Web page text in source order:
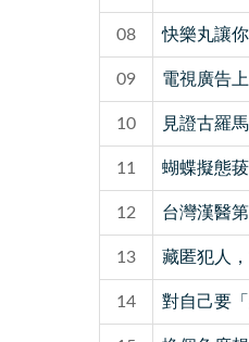
08 快樂丸讓
09 電視廣告
10 見證古羅
11 蝴蝶擬態
12 台灣漢醫
13 藏匿犯人
14 對自己要「